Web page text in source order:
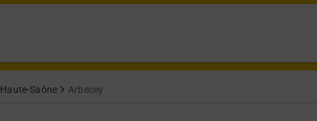
Haute-Saône Arbecey